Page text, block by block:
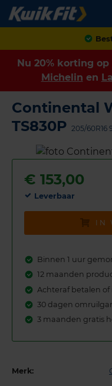
Nu 20% korting op
Michelin en
Continental
TS830P 205/60R16
€ 153,00
Leverbaar
IN
Binnen 1 uur
12 maanden
Achteraf betalen
30 dagen
3 maanden gratis
Merk: